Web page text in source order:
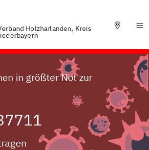
Holzharlanden, Kreis
in größter Not zur